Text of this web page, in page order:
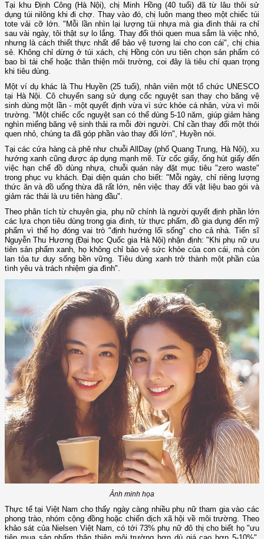
Tại khu Định Công (Hà Nội), chị Minh Hồng (40 tuổi) đã từ lâu thôi sử
dụng túi nilông khi đi chợ. Thay vào đó, chị luôn mang theo một chiếc túi
tote vải cỡ lớn. "Mỗi lần nhìn lại lượng túi nhựa mà gia đình thải ra chỉ
sau vài ngày, tôi thật sự lo lắng. Thay đổi thói quen mua sắm là việc nhỏ,
nhưng là cách thiết thực nhất để bảo vệ tương lai cho con cái", chị chia
sẻ. Không chỉ dừng ở túi xách, chị Hồng còn ưu tiên chọn sản phẩm có
bao bì tái chế hoặc thân thiện môi trường, coi đây là tiêu chí quan trọng
khi tiêu dùng.
Một ví dụ khác là Thu Huyền (25 tuổi), nhân viên một tổ chức UNESCO
tại Hà Nội. Cô chuyển sang sử dụng cốc nguyệt san thay cho băng vệ
sinh dùng một lần - một quyết định vừa vì sức khỏe cá nhân, vừa vì môi
trường. "Một chiếc cốc nguyệt san có thể dùng 5-10 năm, giúp giảm hàng
nghìn miếng băng vệ sinh thải ra mỗi đời người. Chỉ cần thay đổi một thói
quen nhỏ, chúng ta đã góp phần vào thay đổi lớn", Huyền nói.
Tại các cửa hàng cà phê như chuỗi AllDay (phố Quang Trung, Hà Nội), xu
hướng xanh cũng được áp dụng mạnh mẽ. Từ cốc giấy, ống hút giấy đến
việc hạn chế đồ dùng nhựa, chuỗi quán này đặt mục tiêu "zero waste"
trong phục vụ khách. Đại diện quán cho biết: "Mỗi ngày, chỉ riêng lượng
thức ăn và đồ uống thừa đã rất lớn, nên việc thay đổi vật liệu bao gói và
giảm rác thải là ưu tiên hàng đầu".
Theo phân tích từ chuyên gia, phụ nữ chính là người quyết định phần lớn
các lựa chọn tiêu dùng trong gia đình, từ thực phẩm, đồ gia dụng đến mỹ
phẩm vì thế họ đóng vai trò "định hướng lối sống" cho cả nhà. Tiến sĩ
Nguyễn Thu Hương (Đại học Quốc gia Hà Nội) nhận định: "Khi phụ nữ ưu
tiên sản phẩm xanh, họ không chỉ bảo vệ sức khỏe của con cái, mà còn
lan tỏa tư duy sống bền vững. Tiêu dùng xanh trở thành một phần của
tình yêu và trách nhiệm gia đình".
Ảnh minh họa
Thực tế tại Việt Nam cho thấy ngày càng nhiều phụ nữ tham gia vào các
phong trào, nhóm cộng đồng hoặc chiến dịch xã hội về môi trường. Theo
khảo sát của Nielsen Việt Nam, có tới 73% phụ nữ đô thị cho biết họ "ưu